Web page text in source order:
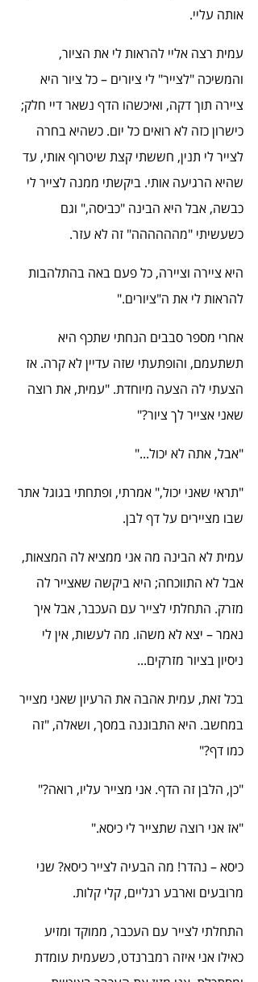
אותה עליי.
עמית רצה אליי להראות לי את הציור,
והמשיכה "לצייר" לי ציורים – כל ציור היא
ציירה תוך דקה, ואיכשהו הדף נשאר דיי חלק;
כישרון כזה לא רואים כל יום. כשהיא בחרה
לצייר לי תנין, חששתי קצת שיטרוף אותי, עד
שהיא הרגיעה אותי. ביקשתי ממנה לצייר לי
כבשה, אבל היא הבינה "כביסה," וגם
כשעשיתי "מהההההה" זה לא עזר.
היא ציירה וציירה, כל פעם באה בהתלהבות
להראות לי את ה"ציורים."
אחרי מספר סבבים הנחתי שתכף היא
תשתעמם, והופתעתי שזה עדיין לא קרה. אז
הצעתי לה הצעה מיוחדת. "עמית, את רוצה
שאני אצייר לך ציור?"
"אבל, אתה לא יכול..."
"תראי שאני יכול," אמרתי, ופתחתי בגוגל אתר
שבו מציירים על דף לבן.
עמית לא הבינה מה אני ממציא לה המצאות,
אבל לא התווכחה; היא ביקשה שאצייר לה
מזרק. התחלתי לצייר עם העכבר, אבל איך
נאמר – יצא לא משהו. מה לעשות, אין לי
ניסיון בציור מזרקים...
בכל זאת, עמית אהבה את הרעיון שאני מצייר
במחשב. היא התבוננה במסך, ושאלה, "זה
כמו דף?"
"כן, הלבן זה הדף. אני מצייר עליו, רואה?"
"אז אני רוצה שתצייר לי כיסא."
כיסא – נהדר! מה הבעיה לצייר כיסא? שני
מרובעים וארבע רגליים, קלי קלות.
התחלתי לצייר עם העכבר, ממוקד ומזיע
כאילו אני איזה רמברנדט, כשעמית עומדת